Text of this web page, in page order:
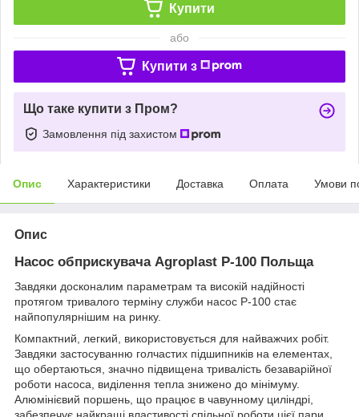
Купити
або
Купити з
Що таке купити з Пром?
Замовлення під захистом
Опис Характеристики Доставка Оплата Умови
Опис
Насос обприскувача Agroplast P-100 Польща
Завдяки досконалим параметрам та високій надійності
протягом тривалого терміну служби насос P-100 стає
найпопулярнішим на ринку.
Компактний, легкий, використовується для найважчих робіт.
Завдяки застосуванню голчастих підшипників на елементах,
що обертаються, значно підвищена тривалість безаварійної
роботи насоса, виділення тепла знижено до мінімуму.
Алюмінієвий поршень, що працює в чавунному циліндрі,
забезпечує найкращі властивості спільної роботи цієї пари.